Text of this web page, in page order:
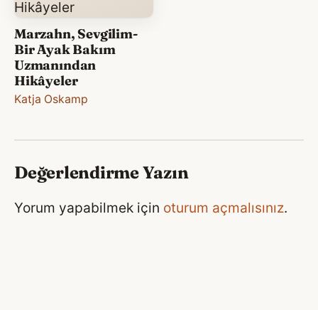
Marzahn, Sevgilim-
Bir Ayak Bakım
Uzmanından
Hikâyeler
Katja Oskamp
Değerlendirme Yazın
Yorum yapabilmek için oturum açmalısınız.